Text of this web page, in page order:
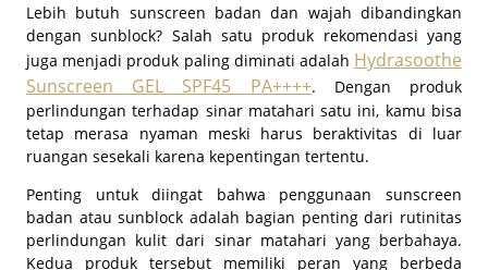
Lebih butuh sunscreen badan dan wajah dibandingkan
dengan sunblock? Salah satu produk rekomendasi yang
juga menjadi produk paling diminati adalah Hydrasoothe
Sunscreen GEL SPF45 PA++++. Dengan produk
perlindungan terhadap sinar matahari satu ini, kamu bisa
tetap merasa nyaman meski harus beraktivitas di luar
ruangan sesekali karena kepentingan tertentu.
Penting untuk diingat bahwa penggunaan sunscreen
badan atau sunblock adalah bagian penting dari rutinitas
perlindungan kulit dari sinar matahari yang berbahaya.
Kedua produk tersebut memiliki peran yang berbeda